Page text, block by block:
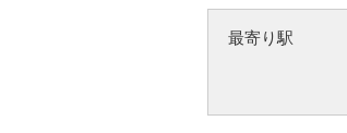
最寄り駅